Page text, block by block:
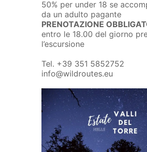
50% per under 18 se
da un adulto pagante
PRENOTAZIONE
entro le 18.00 del giorno
l’escursione
Tel. +39 351 5852752
info@wildroutes.eu